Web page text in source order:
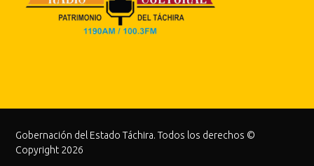
Gobernación del Estado Táchira. Todos los derechos ©
Copyright 2026